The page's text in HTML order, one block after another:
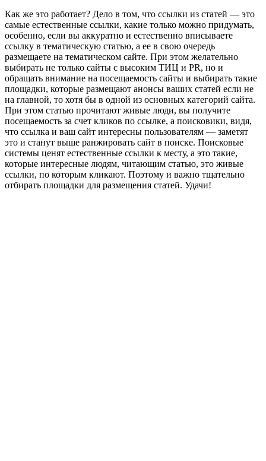
Как же это работает? Дело в том, что ссылки из статей — это
самые естественные ссылки, какие только можно придумать,
особенно, если вы аккуратно и естественно вписываете
ссылку в тематическую статью, а ее в свою очередь
размещаете на тематическом сайте. При этом желательно
выбирать не только сайты с высоким ТИЦ и PR, но и
обращать внимание на посещаемость сайты и выбирать такие
площадки, которые размещают анонсы ваших статей если не
на главной, то хотя бы в одной из основных категорий сайта.
При этом статью прочитают живые люди, вы получите
посещаемость за счет кликов по ссылке, а поисковики, видя,
что ссылка и ваш сайт интересны пользователям — заметят
это и станут выше ранжировать сайт в поиске. Поисковые
системы ценят естественные ссылки к месту, а это такие,
которые интересные людям, читающим статью, это живые
ссылки, по которым кликают. Поэтому и важно тщательно
отбирать площадки для размещения статей. Удачи!